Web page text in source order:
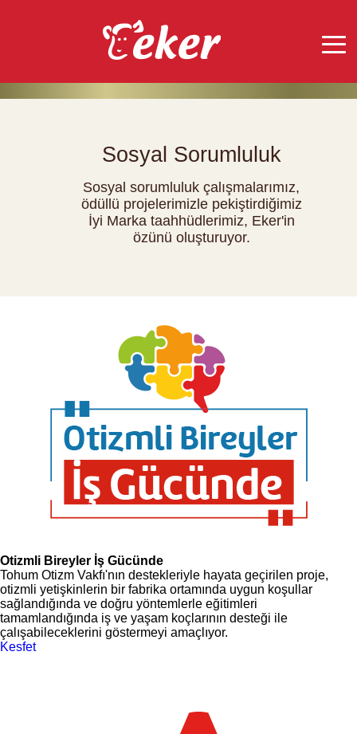
Sosyal Sorumluluk
Sosyal sorumluluk çalışmalarımız,
ödüllü projelerimizle pekiştirdiğimiz
İyi Marka taahhüdlerimiz, Eker'in
özünü oluşturuyor.
Otizmli Bireyler İş Gücünde
Tohum Otizm Vakfı'nın destekleriyle hayata geçirilen proje,
otizmli yetişkinlerin bir fabrika ortamında uygun koşullar
sağlandığında ve doğru yöntemlerle eğitimleri
tamamlandığında iş ve yaşam koçlarının desteği ile
çalışabileceklerini göstermeyi amaçlıyor.
Kesfet